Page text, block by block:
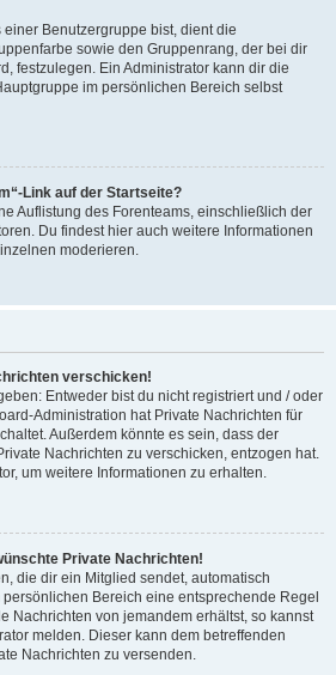
Benutzergruppe bist, dient die
sowie den Gruppenrang, der bei dir
festzulegen. Ein Administrator kann dir die
im persönlichen Bereich selbst
Link auf der Startseite?
Auflistung des Forenteams, einschließlich der
Du findest hier auch weitere Informationen
moderieren.
verschicken!
Entweder bist du nicht registriert und / oder
Administration hat Private Nachrichten für
Außerdem könnte es sein, dass der
Nachrichten zu verschicken, entzogen hat.
um weitere Informationen zu erhalten.
Private Nachrichten!
die dir ein Mitglied sendet, automatisch
Bereich eine entsprechende Regel
Nachrichten von jemandem erhältst, so kannst
melden. Dieser kann dem betreffenden
Nachrichten zu versenden.